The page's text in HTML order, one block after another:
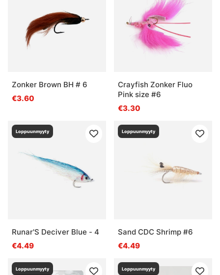
Zonker Brown BH # 6
€3.60
Crayfish Zonker Fluo
Pink size #6
€3.30
Loppuunmyyty
Runar'S Deciver Blue - 4
€4.49
Loppuunmyyty
Sand CDC Shrimp #6
€4.49
Loppuunmyyty Loppuunmyyty